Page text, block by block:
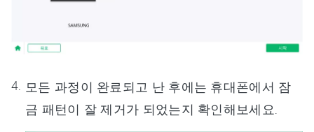
모든 과정이 완료되고 난 후에는 휴대폰에서 잠
금 패턴이 잘 제거가 되었는지 확인해보세요.